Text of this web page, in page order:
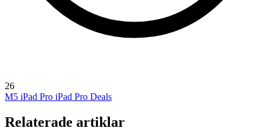
26
M5 iPad Pro iPad Pro Deals
Relaterade artiklar